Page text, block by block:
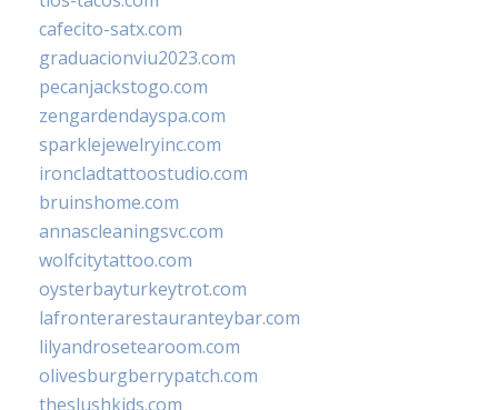
cafecito-satx.com
graduacionviu2023.com
pecanjackstogo.com
zengardendayspa.com
sparklejewelryinc.com
ironcladtattoostudio.com
bruinshome.com
annascleaningsvc.com
wolfcitytattoo.com
oysterbayturkeytrot.com
lafronterarestauranteybar.com
lilyandrosetearoom.com
olivesburgberrypatch.com
theslushkids.com